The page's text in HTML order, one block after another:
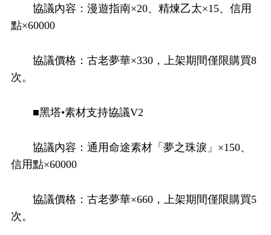
協議內容：漫遊指南×20、精煉乙太×15、信用
點×60000
協議價格：古老夢華×330，上架期間僅限購買8
次。
■黑塔•素材支持協議V2
協議內容：通用命途素材「夢之珠淚」×150、
信用點×60000
協議價格：古老夢華×660，上架期間僅限購買5
次。